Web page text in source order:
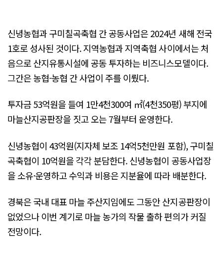
신녕농협과 구미칠곡축협 간 공동사업은 2024년 새해 전국
1호로 성사된 것이다. 지역농협과 지역축협 사이에서는 처
음으로 산지유통시설에 공동 투자하는 비즈니스모델이다.
그간은 농협-농협 간 사업이 주를 이뤘다.
투자금 53억원을 들여 1만4천300여 ㎡(4천350평) 부지에
마늘산지공판장을 짓고 오는 7월부터 운영한다.
신녕농협이 43억원(지자체 보조 14억5천만원 포함), 구미칠
곡축협이 10억원을 각각 분담한다. 신녕농협이 공동사업장
을 소유·운영하고 수익과 비용은 지분율에 따라 배분한다.
경북은 국내 대표 마늘 주산지임에도 그동안 산지공판장이
없었으나 이번 계기로 마늘 농가의 작물 출하 편의가 커질
전망이다.